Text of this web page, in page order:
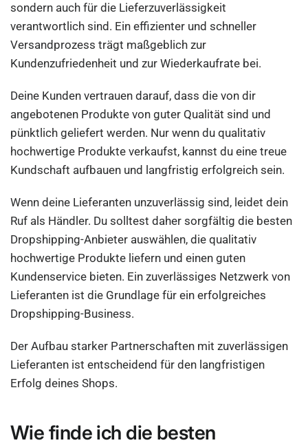
sondern auch für die Lieferzuverlässigkeit
verantwortlich sind. Ein effizienter und schneller
Versandprozess trägt maßgeblich zur
Kundenzufriedenheit und zur Wiederkaufrate bei.
Deine Kunden vertrauen darauf, dass die von dir
angebotenen Produkte von guter Qualität sind und
pünktlich geliefert werden. Nur wenn du qualitativ
hochwertige Produkte verkaufst, kannst du eine treue
Kundschaft aufbauen und langfristig erfolgreich sein.
Wenn deine Lieferanten unzuverlässig sind, leidet dein
Ruf als Händler. Du solltest daher sorgfältig die besten
Dropshipping-Anbieter auswählen, die qualitativ
hochwertige Produkte liefern und einen guten
Kundenservice bieten. Ein zuverlässiges Netzwerk von
Lieferanten ist die Grundlage für ein erfolgreiches
Dropshipping-Business.
Der Aufbau starker Partnerschaften mit zuverlässigen
Lieferanten ist entscheidend für den langfristigen
Erfolg deines Shops.
Wie finde ich die besten